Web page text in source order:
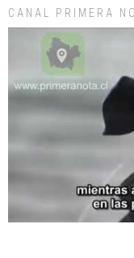
CANAL PRIMERA